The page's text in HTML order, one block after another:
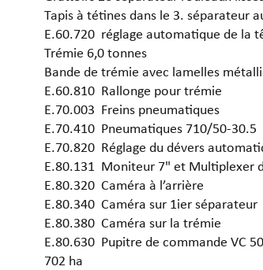
Tapis à tétines dans le 3. séparateur
E.60.720 réglage automatique de la
Trémie 6,0 tonnes
Bande de trémie avec lamelles
E.60.810 Rallonge pour trémie
E.70.003 Freins pneumatiques
E.70.410 Pneumatiques 710/50-30.5
E.70.820 Réglage du dévers
E.80.131 Moniteur 7" et Multiplexer
E.80.320 Caméra à l’arrière
E.80.340 Caméra sur 1ier séparateur
E.80.380 Caméra sur la trémie
E.80.630 Pupitre de commande VC
702 ha